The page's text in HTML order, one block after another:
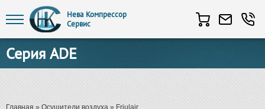
Нева Компрессор
Сервис
Серия ADE
Главная»Осушители воздуха»Friulair